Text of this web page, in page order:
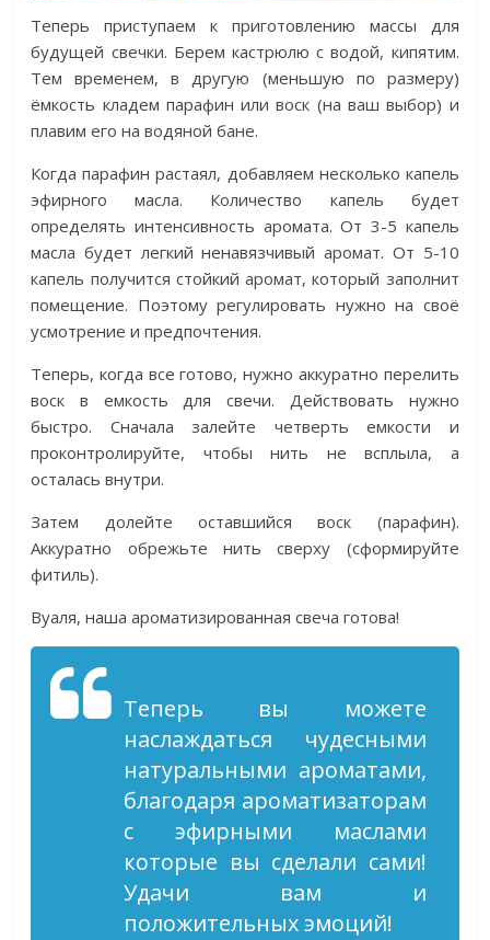
Теперь приступаем к приготовлению массы для
будущей свечки. Берем кастрюлю с водой, кипятим.
Тем временем, в другую (меньшую по размеру)
ёмкость кладем парафин или воск (на ваш выбор) и
плавим его на водяной бане.
Когда парафин растаял, добавляем несколько капель
эфирного масла. Количество капель будет
определять интенсивность аромата. От 3-5 капель
масла будет легкий ненавязчивый аромат. От 5-10
капель получится стойкий аромат, который заполнит
помещение. Поэтому регулировать нужно на своё
усмотрение и предпочтения.
Теперь, когда все готово, нужно аккуратно перелить
воск в емкость для свечи. Действовать нужно
быстро. Сначала залейте четверть емкости и
проконтролируйте, чтобы нить не всплыла, а
осталась внутри.
Затем долейте оставшийся воск (парафин).
Аккуратно обрежьте нить сверху (сформируйте
фитиль).
Вуаля, наша ароматизированная свеча готова!
Теперь вы можете
наслаждаться чудесными
натуральными ароматами,
благодаря ароматизаторам
с эфирными маслами
которые вы сделали сами!
Удачи вам и
положительных эмоций!